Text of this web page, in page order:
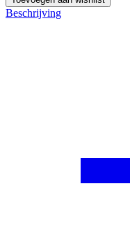
Beschrijving